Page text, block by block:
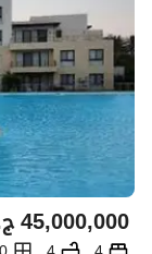
45,000,000